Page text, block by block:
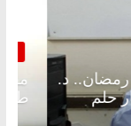
رمضان.. د.
حلم